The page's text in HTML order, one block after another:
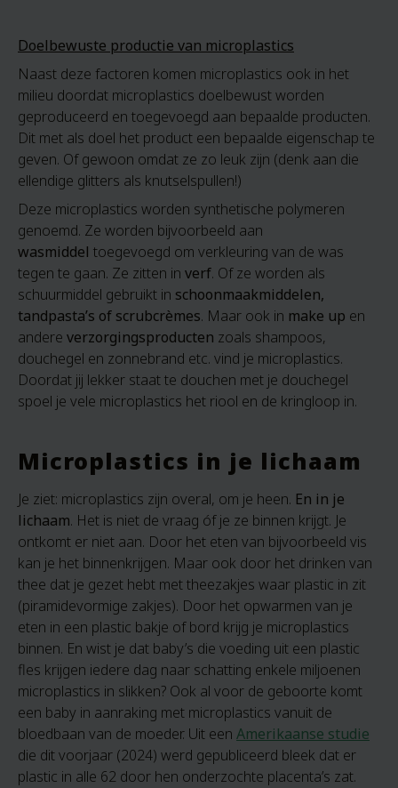
Doelbewuste productie van microplastics
Naast deze factoren komen microplastics ook in het
milieu doordat microplastics doelbewust worden
geproduceerd en toegevoegd aan bepaalde producten.
Dit met als doel het product een bepaalde eigenschap te
geven. Of gewoon omdat ze zo leuk zijn (denk aan die
ellendige glitters als knutselspullen!)
Deze microplastics worden synthetische polymeren
genoemd. Ze worden bijvoorbeeld aan
wasmiddel toegevoegd om verkleuring van de was
tegen te gaan. Ze zitten in verf. Of ze worden als
schuurmiddel gebruikt in schoonmaakmiddelen,
tandpasta’s of scrubcrèmes. Maar ook in make up en
andere verzorgingsproducten zoals shampoos,
douchegel en zonnebrand etc. vind je microplastics.
Doordat jij lekker staat te douchen met je douchegel
spoel je vele microplastics het riool en de kringloop in.
Microplastics in je lichaam
Je ziet: microplastics zijn overal, om je heen. En in je
lichaam. Het is niet de vraag óf je ze binnen krijgt. Je
ontkomt er niet aan. Door het eten van bijvoorbeeld vis
kan je het binnenkrijgen. Maar ook door het drinken van
thee dat je gezet hebt met theezakjes waar plastic in zit
(piramidevormige zakjes). Door het opwarmen van je
eten in een plastic bakje of bord krijg je microplastics
binnen. En wist je dat baby’s die voeding uit een plastic
fles krijgen iedere dag naar schatting enkele miljoenen
microplastics in slikken? Ook al voor de geboorte komt
een baby in aanraking met microplastics vanuit de
bloedbaan van de moeder. Uit een Amerikaanse studie
die dit voorjaar (2024) werd gepubliceerd bleek dat er
plastic in alle 62 door hen onderzochte placenta’s zat.